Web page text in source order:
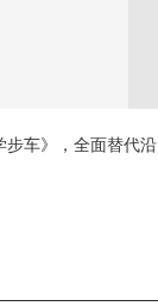
车》，全面替代沿